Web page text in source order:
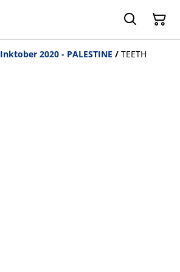
Inktober 2020 - PALESTINE / TEETH